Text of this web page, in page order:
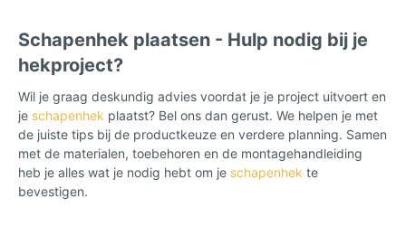
Schapenhek plaatsen - Hulp nodig bij je
hekproject?
Wil je graag deskundig advies voordat je je project uitvoert en
je schapenhek plaatst? Bel ons dan gerust. We helpen je met
de juiste tips bij de productkeuze en verdere planning. Samen
met de materialen, toebehoren en de montagehandleiding
heb je alles wat je nodig hebt om je schapenhek te
bevestigen.